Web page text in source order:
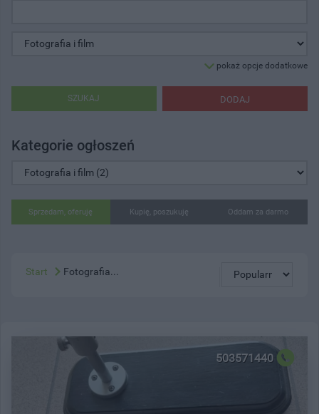
pokaż opcje dodatkowe
DODAJ
SZUKAJ
Kategorie ogłoszeń
Sprzedam, oferuję Kupię, poszukuję Oddam za darmo
Start Fotografia...
503571440